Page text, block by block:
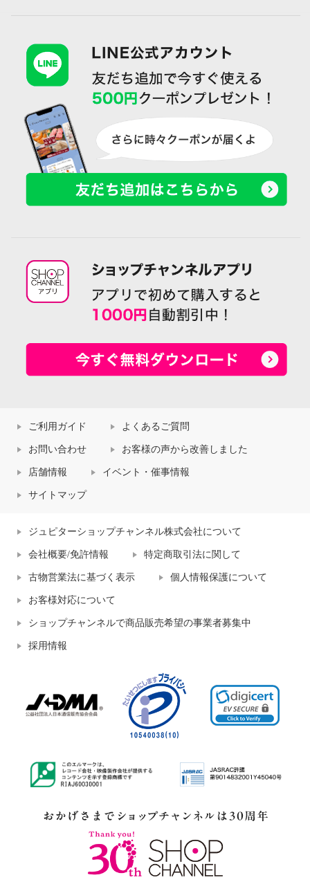
ご利用ガイド よくあるご質問
お問い合わせ お客様の声から改善しました
店舗情報 イベント・催事情報
サイトマップ
ジュピターショップチャンネル株式会社について
会社概要/免許情報 特定商取引法に関して
古物営業法に基づく表示 個人情報保護について
お客様対応について
ショップチャンネルで商品販売希望の事業者募集中
採用情報